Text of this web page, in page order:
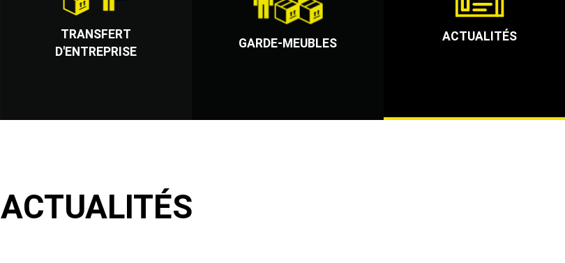
TRANSFERT
D'ENTREPRISE
GARDE-MEUBLES ACTUALITÉS
ACTUALITÉS